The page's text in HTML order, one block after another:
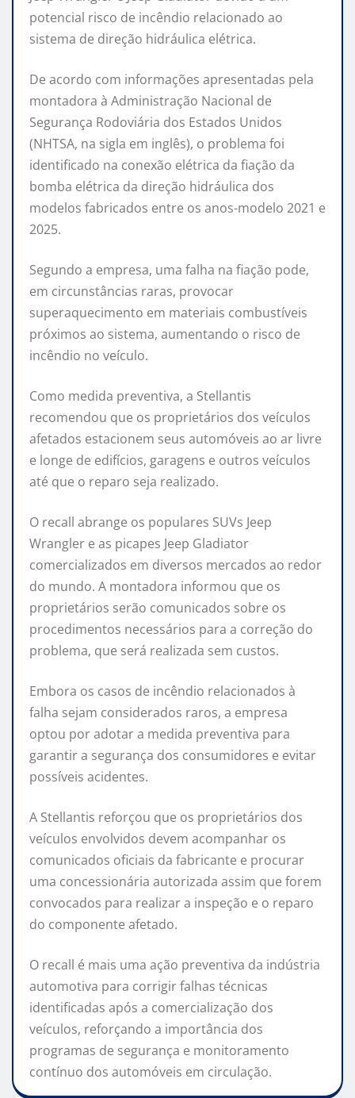
potencial risco de incêndio relacionado ao
sistema de direção hidráulica elétrica.
De acordo com informações apresentadas pela
montadora à Administração Nacional de
Segurança Rodoviária dos Estados Unidos
(NHTSA, na sigla em inglês), o problema foi
identificado na conexão elétrica da fiação da
bomba elétrica da direção hidráulica dos
modelos fabricados entre os anos-modelo 2021 e
2025.
Segundo a empresa, uma falha na fiação pode,
em circunstâncias raras, provocar
superaquecimento em materiais combustíveis
próximos ao sistema, aumentando o risco de
incêndio no veículo.
Como medida preventiva, a Stellantis
recomendou que os proprietários dos veículos
afetados estacionem seus automóveis ao ar livre
e longe de edifícios, garagens e outros veículos
até que o reparo seja realizado.
O recall abrange os populares SUVs Jeep
Wrangler e as picapes Jeep Gladiator
comercializados em diversos mercados ao redor
do mundo. A montadora informou que os
proprietários serão comunicados sobre os
procedimentos necessários para a correção do
problema, que será realizada sem custos.
Embora os casos de incêndio relacionados à
falha sejam considerados raros, a empresa
optou por adotar a medida preventiva para
garantir a segurança dos consumidores e evitar
possíveis acidentes.
A Stellantis reforçou que os proprietários dos
veículos envolvidos devem acompanhar os
comunicados oficiais da fabricante e procurar
uma concessionária autorizada assim que forem
convocados para realizar a inspeção e o reparo
do componente afetado.
O recall é mais uma ação preventiva da indústria
automotiva para corrigir falhas técnicas
identificadas após a comercialização dos
veículos, reforçando a importância dos
programas de segurança e monitoramento
contínuo dos automóveis em circulação.